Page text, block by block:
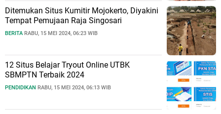
Ditemukan Situs Kumitir Mojokerto, Diyakini
Tempat Pemujaan Raja Singosari
BERITA RABU, 15 MEI 2024, 06:23 WIB
12 Situs Belajar Tryout Online UTBK
SBMPTN Terbaik 2024
PENDIDIKAN RABU, 15 MEI 2024, 06:13 WIB